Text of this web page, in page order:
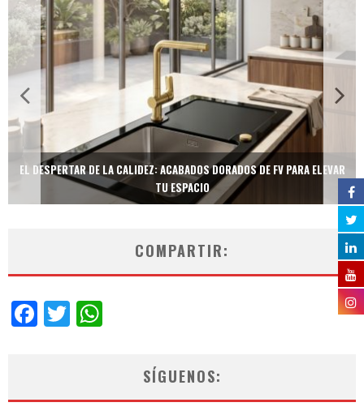
EL DESPERTAR DE LA CALIDEZ: ACABADOS DORADOS DE FV PARA ELEVAR
TU ESPACIO
COMPARTIR:
Facebook
Twitter
SÍGUENOS: